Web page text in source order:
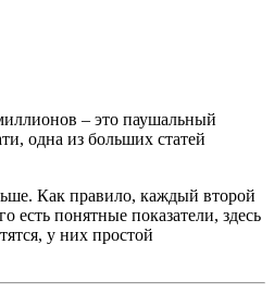
– это паушальный
одна из больших статей
Как правило, каждый второй
есть понятные показатели, здесь
у них простой